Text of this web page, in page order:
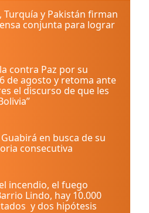
Turquía y Pakistán firman
conjunta para lograr
contra Paz por su
de agosto y retoma ante
el discurso de que les
en busca de su
consecutiva
incendio, el fuego
Lindo, hay 10.000
y dos hipótesis